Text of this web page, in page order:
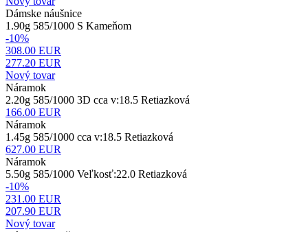
Dámske náušnice
1.90g 585/1000 S Kameňom
-10%
308.00 EUR
277.20 EUR
Nový tovar
Náramok
2.20g 585/1000 3D cca v:18.5 Retiazková
166.00 EUR
Náramok
1.45g 585/1000 cca v:18.5 Retiazková
627.00 EUR
Náramok
5.50g 585/1000 Veľkosť:22.0 Retiazková
-10%
231.00 EUR
207.90 EUR
Nový tovar